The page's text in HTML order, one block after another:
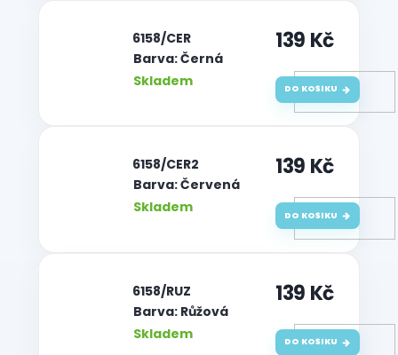
Barva: Černá
Skladem
| 6158/CER 139 Kč
DO KOŠÍKU
Barva: Červená
Skladem
| 6158/CER2 139 Kč
DO KOŠÍKU
Barva: Růžová
Skladem
| 6158/RUZ 139 Kč
DO KOŠÍKU